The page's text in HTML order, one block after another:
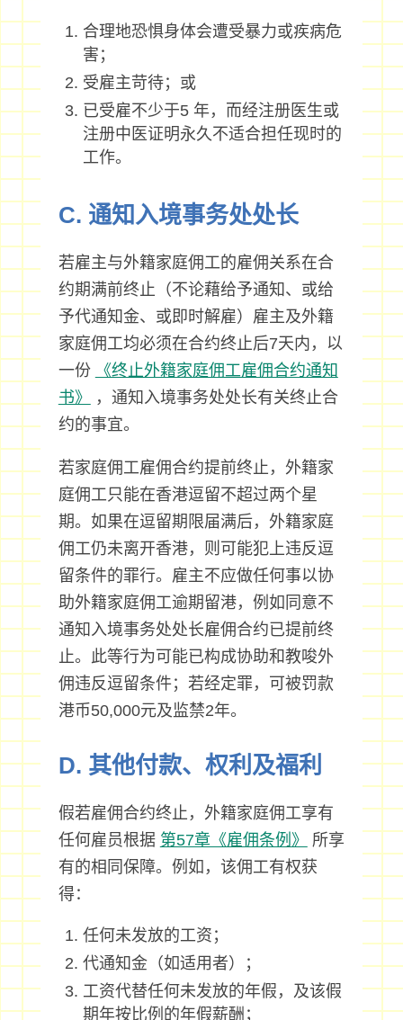
合理地恐惧身体会遭受暴力或疾病危
害；
受雇主苛待；或
已受雇不少于5 年，而经注册医生或
注册中医证明永久不适合担任现时的
工作。
C. 通知入境事务处处长
若雇主与外籍家庭佣工的雇佣关系在合
约期满前终止（不论藉给予通知、或给
予代通知金、或即时解雇）雇主及外籍
家庭佣工均必须在合约终止后7天内，以
一份
《终止外籍家庭佣工雇佣合约通知
书》
，通知入境事务处处长有关终止合
约的事宜。
若家庭佣工雇佣合约提前终止，外籍家
庭佣工只能在香港逗留不超过两个星
期。如果在逗留期限届满后，外籍家庭
佣工仍未离开香港，则可能犯上违反逗
留条件的罪行。雇主不应做任何事以协
助外籍家庭佣工逾期留港，例如同意不
通知入境事务处处长雇佣合约已提前终
止。此等行为可能已构成协助和教唆外
佣违反逗留条件；若经定罪，可被罚款
港币50,000元及监禁2年。
D. 其他付款、权利及福利
假若雇佣合约终止，外籍家庭佣工享有
任何雇员根据 第57章《雇佣条例》
所享
有的相同保障。例如，该佣工有权获
得：
任何未发放的工资；
代通知金（如适用者）；
工资代替任何未发放的年假，及该假
期年按比例的年假薪酬；